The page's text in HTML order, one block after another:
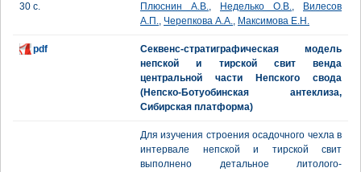
30 с. Плюснин А.В., Неделько О.В.,
Вилесов
А.П., Черепкова А.А., Максимова Е.Н.
pdf
Секвенс-стратиграфическая модель
непской и тирской свит венда
центральной части Непского свода
(Непско-Ботуобинская антеклиза,
Сибирская платформа)
Для изучения строения осадочного чехла в
интервале непской и тирской свит
выполнено детальное литолого-